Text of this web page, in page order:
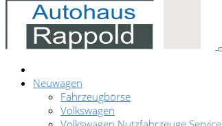
Neuwagen
Fahrzeugbörse
Volkswagen